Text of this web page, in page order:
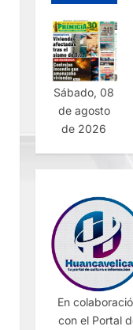
Sábado, 08
de agosto
de 2026
En
con el Portal